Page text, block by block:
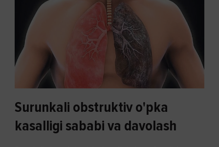
Surunkali obstruktiv o'pka
kasalligi sababi va davolash